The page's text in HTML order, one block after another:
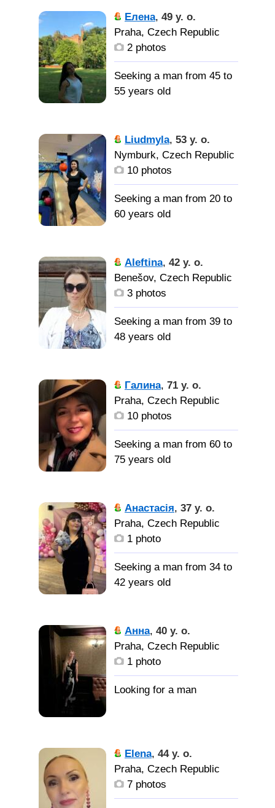
Елена, 49 y. o.
Praha, Czech Republic
2 photos
Seeking a man from 45 to
55 years old
собеседника, мужа,
человека с которым
уютно и спокойно,
доверять.
Liudmyla, 53 y. o.
Nymburk, Czech Republic
10 photos
Seeking a man from 20 to
60 years old
есть,
коммуникабельность
плечо
Aleftina, 42 y. o.
Benešov, Czech Republic
3 photos
Seeking a man from 39 to
48 years old
каторым модно создать
семью и вести общий
быт
Галина, 71 y. o.
Praha, Czech Republic
10 photos
Seeking a man from 60 to
75 years old
для совместной жизни,
Заботливого,
внимательного,
курящего, с алкоголем
был осторожен, активен,
между собой. хочется,
чтоб мужчина заглянул
мне в глаза и сказал-мне
Анастасія, 37 y. o.
Praha, Czech Republic
1 photo
Seeking a man from 34 to
42 years old
Анна, 40 y. o.
Praha, Czech Republic
1 photo
Elena, 44 y. o.
Praha, Czech Republic
7 photos